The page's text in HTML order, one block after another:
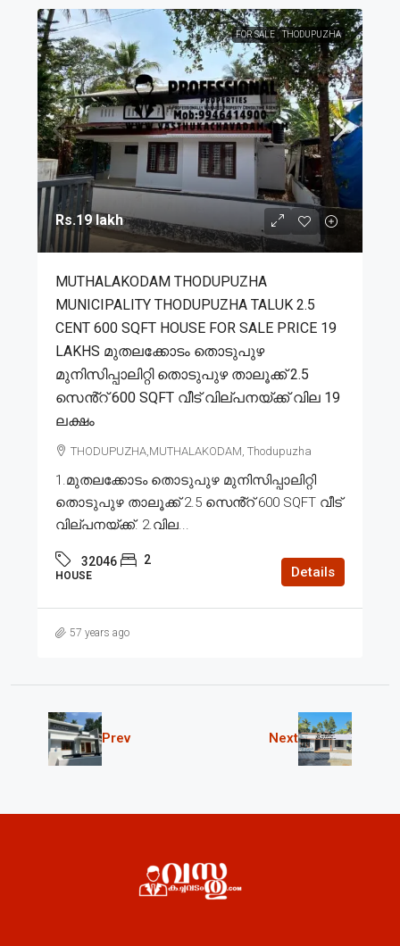
FOR SALE THODUPUZHA
Rs.19 lakh
MUTHALAKODAM THODUPUZHA
MUNICIPALITY THODUPUZHA TALUK 2.5
CENT 600 SQFT HOUSE FOR SALE PRICE 19
LAKHS മുതലക്കോടം തൊടുപുഴ
മുനിസിപ്പാലിറ്റി തൊടുപുഴ താലൂക്ക് 2.5
സെൻ്റ് 600 SQFT വീട് വില്പനയ്ക്ക് വില 19
ലക്ഷം
THODUPUZHA,MUTHALAKODAM, Thodupuzha
1.മുതലക്കോടം തൊടുപുഴ മുനിസിപ്പാലിറ്റി
തൊടുപുഴ താലൂക്ക് 2.5 സെൻ്റ് 600 SQFT വീട്
വില്പനയ്ക്ക്. 2.വില...
32046 2
HOUSE Details
57 years ago
Prev Next